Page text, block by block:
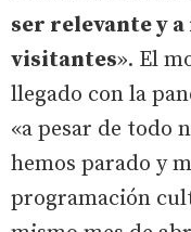
ser relevante y
visitantes». El
llegado con la
«a pesar de todo
hemos parado y
programación